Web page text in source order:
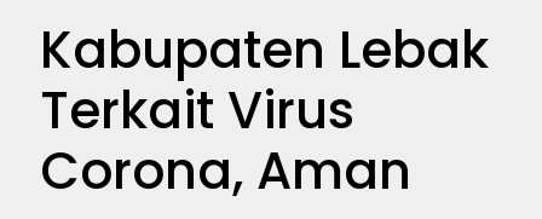
Kabupaten Lebak
Terkait Virus
Corona, Aman